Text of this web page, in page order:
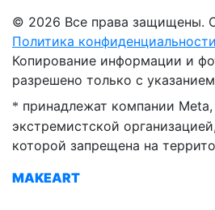
© 2026 Все права защищены.
Политика конфиденциальности
MAKEART
Копирование информации и
разрешено только с
* принадлежат компании
экстремистской
которой запрещена на